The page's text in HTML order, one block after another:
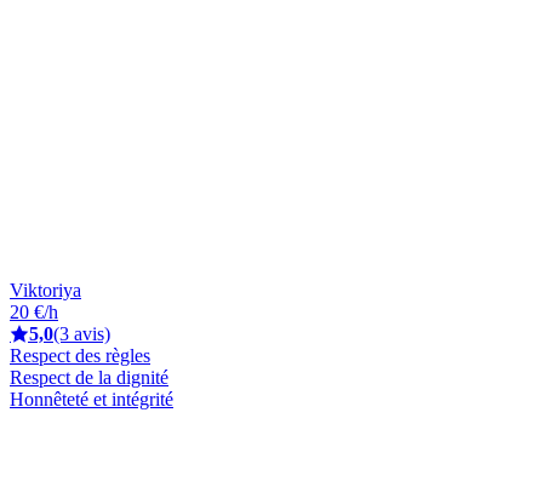
Viktoriya
20 €/h
5,0(3 avis)
Respect des règles
Respect de la dignité
Honnêteté et intégrité